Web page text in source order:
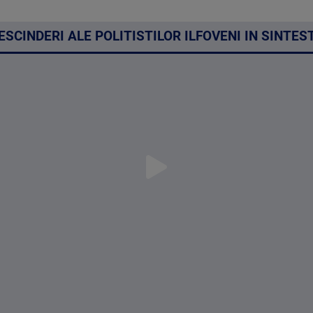
ALE POLITISTILOR ILFOVENI IN